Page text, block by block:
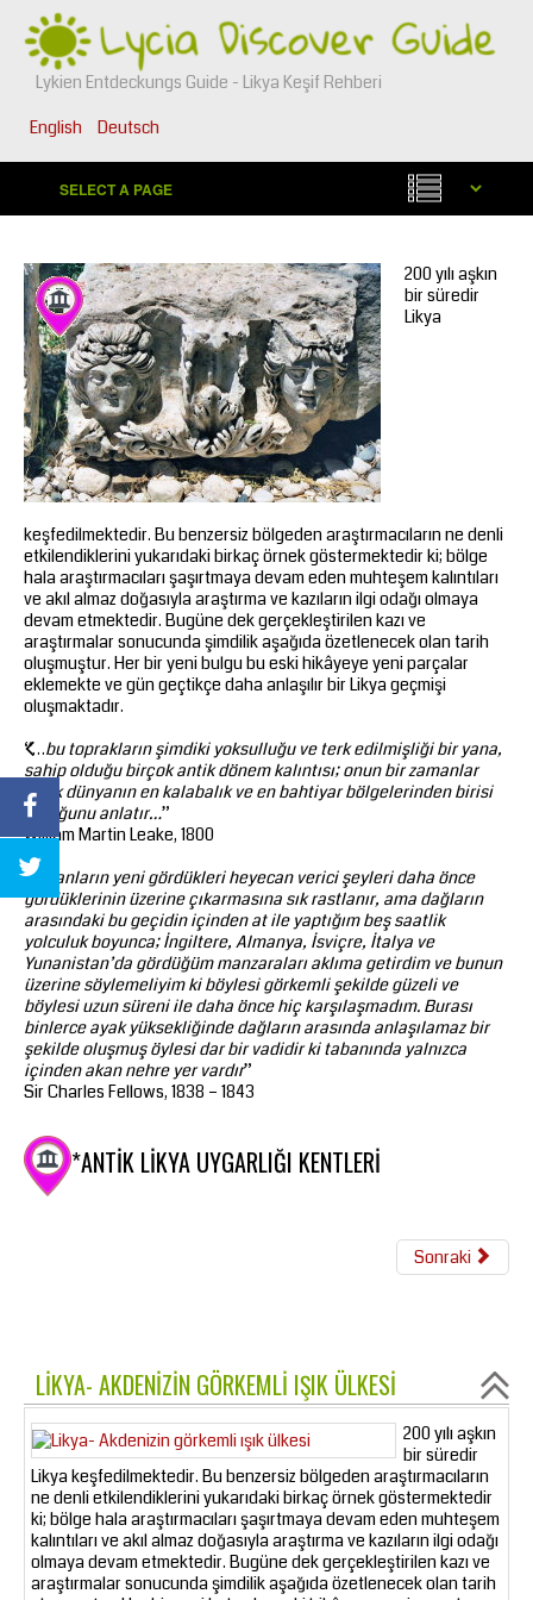
Lykien Entdeckungs Guide - Likya Keşif Rehberi
English
Deutsch
200 yılı aşkın
bir süredir
Likya
keşfedilmektedir. Bu benzersiz bölgeden araştırmacıların ne denli
etkilendiklerini yukarıdaki birkaç örnek göstermektedir ki; bölge
hala araştırmacıları şaşırtmaya devam eden muhteşem kalıntıları
ve akıl almaz doğasıyla araştırma ve kazıların ilgi odağı olmaya
devam etmektedir. Bugüne dek gerçekleştirilen kazı ve
araştırmalar sonucunda şimdilik aşağıda özetlenecek olan tarih
oluşmuştur. Her bir yeni bulgu bu eski hikâyeye yeni parçalar
eklemekte ve gün geçtikçe daha anlaşılır bir Likya geçmişi
oluşmaktadır.
“…bu toprakların şimdiki yoksulluğu ve terk edilmişliği bir yana,
sahip olduğu birçok antik dönem kalıntısı; onun bir zamanlar
antik dünyanın en kalabalık ve en bahtiyar bölgelerinden birisi
olduğunu anlatır…”
William Martin Leake, 1800
“İnsanların yeni gördükleri heyecan verici şeyleri daha önce
gördüklerinin üzerine çıkarmasına sık rastlanır, ama dağların
arasındaki bu geçidin içinden at ile yaptığım beş saatlik
yolculuk boyunca; İngiltere, Almanya, İsviçre, İtalya ve
Yunanistan’da gördüğüm manzaraları aklıma getirdim ve bunun
üzerine söylemeliyim ki böylesi görkemli şekilde güzeli ve
böylesi uzun süreni ile daha önce hiç karşılaşmadım. Burası
binlerce ayak yüksekliğinde dağların arasında anlaşılamaz bir
şekilde oluşmuş öylesi dar bir vadidir ki tabanında yalnızca
içinden akan nehre yer vardır”
Sir Charles Fellows, 1838 – 1843
*ANTIK LIKYA UYGARLIĞI KENTLERI
Sonraki
LIKYA- AKDENIZIN GÖRKEMLI IŞIK ÜLKESI
200 yılı aşkın
bir süredir
Likya keşfedilmektedir. Bu benzersiz bölgeden araştırmacıların
ne denli etkilendiklerini yukarıdaki birkaç örnek göstermektedir
ki; bölge hala araştırmacıları şaşırtmaya devam eden muhteşem
kalıntıları ve akıl almaz doğasıyla araştırma ve kazıların ilgi odağı
olmaya devam etmektedir. Bugüne dek gerçekleştirilen kazı ve
araştırmalar sonucunda şimdilik aşağıda özetlenecek olan tarih